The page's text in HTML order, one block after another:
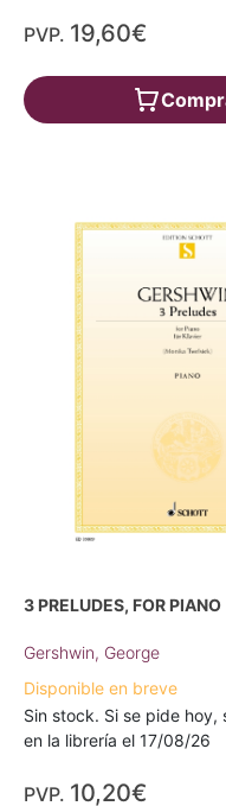
PVP. 19,60€
3 PRELUDES, FOR PIANO
Gershwin, George
Disponible en breve
Sin stock. Si se pide hoy,
en la librería el 17/08/26
PVP. 10,20€